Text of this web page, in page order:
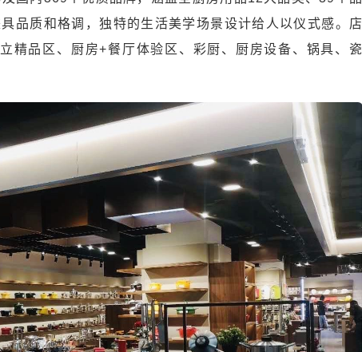
品质和格调，独特的生活美学场景设计给人以仪式感。店
精品区、厨房+餐厅体验区、彩厨、厨房设备、锅具、瓷